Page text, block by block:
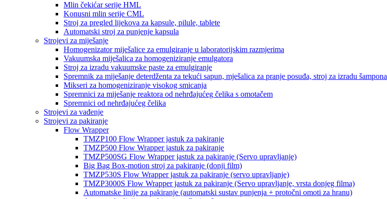
Mlin čekićar serije HML
Konusni mlin serije CML
Stroj za pregled lijekova za kapsule, pilule, tablete
Automatski stroj za punjenje kapsula
Strojevi za miješanje
Homogenizator miješalice za emulgiranje u laboratorijskim razmjerima
Vakuumska miješalica za homogeniziranje emulgatora
Stroj za izradu vakuumske paste za emulgiranje
Spremnik za miješanje deterdženta za tekući sapun, mješalica za pranje posuđa, stroj za izradu šampona
Mikseri za homogeniziranje visokog smicanja
Spremnici za miješanje reaktora od nehrđajućeg čelika s omotačem
Spremnici od nehrđajućeg čelika
Strojevi za vađenje
Strojevi za pakiranje
Flow Wrapper
TMZP100 Flow Wrapper jastuk za pakiranje
TMZP500 Flow Wrapper jastuk za pakiranje
TMZP500SG Flow Wrapper jastuk za pakiranje (Servo upravljanje)
Big Bag Box-motion stroj za pakiranje (donji film)
TMZP530S Flow Wrapper jastuk za pakiranje (servo upravljanje)
TMZP3000S Flow Wrapper jastuk za pakiranje (Servo upravljanje, vrsta donjeg filma)
Automatske linije za pakiranje (automatski sustav punjenja + protočni omoti za hranu)